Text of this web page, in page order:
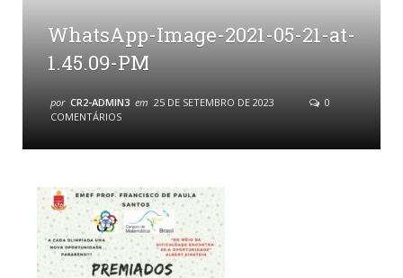
WhatsApp-Image-2021-05-21-at-
1.45.09-PM
por CR2-ADMIN3 em 25 DE SETEMBRO DE 2023
0
COMENTÁRIOS